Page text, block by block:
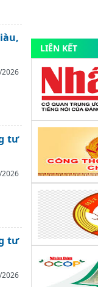
tư
tư
Kế hoạch số:
Ngày : 28/08/
Kế hoạch tổ
80 năm
công (19/8/
Nghị quyết
Ngày : 31/07/
Về việc bầu
hành Liên
nhiệm kỳ
Kế hoạch số:
Ngày : 26/06/
Kế hoạch
dân học vụ
LIÊN KẾT